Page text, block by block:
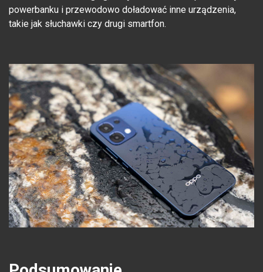
powerbanku i przewodowo doładować inne urządzenia,
takie jak słuchawki czy drugi smartfon.